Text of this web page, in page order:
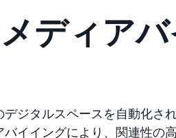
ディアバ
ジタルスペースを自動化さ
イイングにより、関連性の